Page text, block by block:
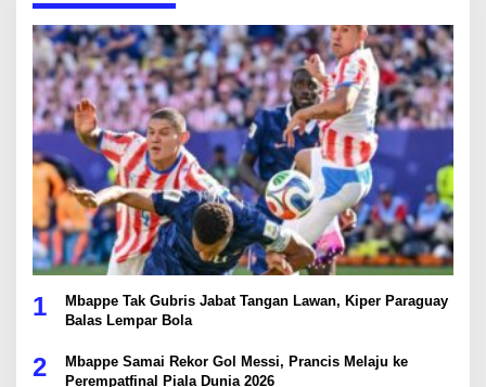
1
Mbappe Tak Gubris Jabat Tangan Lawan, Kiper Paraguay
Balas Lempar Bola
2
Mbappe Samai Rekor Gol Messi, Prancis Melaju ke
Perempatfinal Piala Dunia 2026